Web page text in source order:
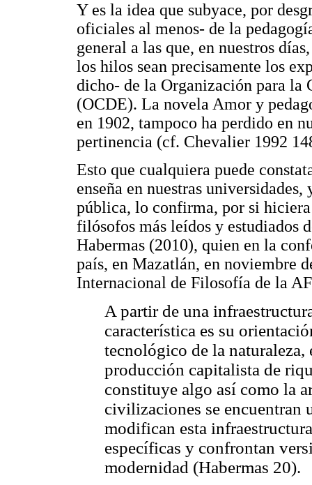
Y es la idea que subyace, por
oficiales al menos- de la
general a las que, en nuestros
los hilos sean precisamente los
dicho- de la Organización para la
(OCDE). La novela Amor y
en 1902, tampoco ha perdido en
pertinencia (cf. Chevalier 1992
Esto que cualquiera puede
enseña en nuestras
pública, lo confirma, por si
filósofos más leídos y estudiados
Habermas (2010), quien en la
país, en Mazatlán, en noviembre
Internacional de Filosofía de la
A partir de una
característica es su
tecnológico de la
producción capitalista de
constituye algo así como la
civilizaciones se encuentran
modifican esta
específicas y confrontan
modernidad (Habermas 20).